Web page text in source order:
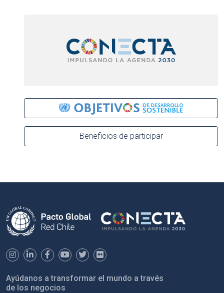
Beneficios de participar
Ayúdanos a transformar el mundo a través
de los negocios